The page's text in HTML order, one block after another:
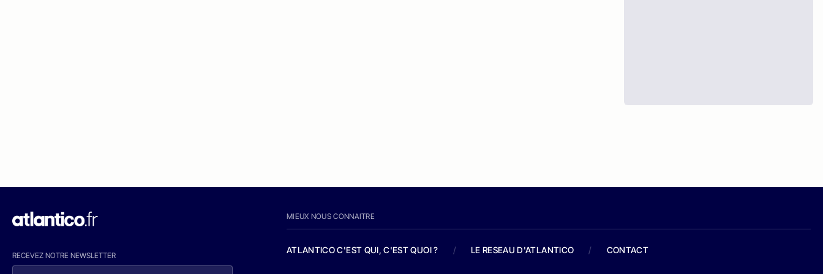
RECEVEZ NOTRE NEWSLETTER
MIEUX NOUS CONNAITRE
ATLANTICO C'EST QUI, C'EST QUOI ? / LE RESEAU D'ATLANTICO / CONTACT